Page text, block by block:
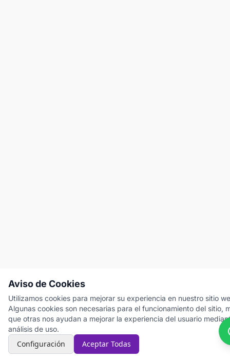
Aviso de Cookies
Utilizamos cookies para mejorar su experiencia en nuestro sitio
Algunas cookies son necesarias para el funcionamiento del sitio,
que otras nos ayudan a mejorar la experiencia del usuario
análisis de uso.
Configuración Aceptar Todas